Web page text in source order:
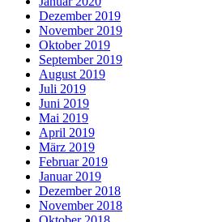
Dezember 2019
November 2019
Oktober 2019
September 2019
August 2019
Juli 2019
Juni 2019
Mai 2019
April 2019
März 2019
Februar 2019
Januar 2019
Dezember 2018
November 2018